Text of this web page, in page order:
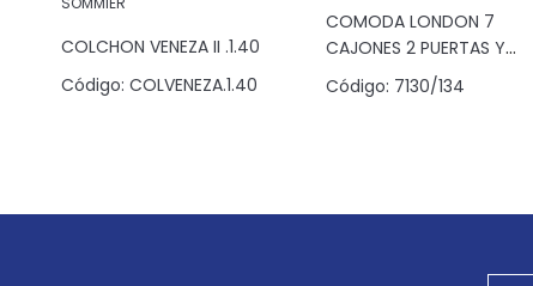
COLCHON VENEZA II .1.40
Código: COLVENEZA.1.40
COMODA LONDON 7
CAJONES 2 PUERTAS Y
ESPACIO ALMENDRA
Código: 7130/134